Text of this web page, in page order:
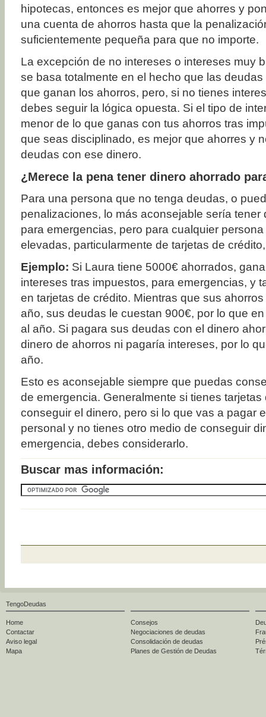
hipotecas, entonces es mejor que ahorres y
una cuenta de ahorros hasta que la
suficientemente pequeña para que no importe.
La excepción de no intereses o intereses muy
se basa totalmente en el hecho que las
que ganan los ahorros, pero, si no tienes
debes seguir la lógica opuesta. Si el tipo de
menor de lo que ganas con tus ahorros tras
que seas disciplinado, es mejor que ahorres y
deudas con ese dinero.
¿Merece la pena tener dinero ahorrado
Para una persona que no tenga deudas, o
penalizaciones, lo más aconsejable sería tener
para emergencias, pero para cualquier
elevadas, particularmente de tarjetas de
Ejemplo: Si Laura tiene 5000€ ahorrados,
intereses tras impuestos, para emergencias, y
en tarjetas de crédito. Mientras que sus
año, sus deudas le cuestan 900€, por lo que
al año. Si pagara sus deudas con el dinero
dinero de ahorros ni pagaría intereses, por lo
año.
Esto es aconsejable siempre que puedas
de emergencia. Generalmente si tienes
conseguir el dinero, pero si lo que vas a pagar
personal y no tienes otro medio de conseguir
emergencia, debes considerarlo.
Buscar mas información:
TengoDeudas
Home
Contactar
Aviso legal
Mapa
Consejos
Negociaciones de deudas
Consolidación de deudas
Planes de Gestión de Deudas